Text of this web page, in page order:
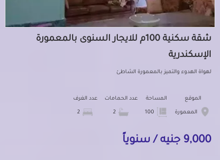
شقة سكنية 100م للايجار السنوى بالمعمورة
الإسكندرية
لهواة الهدوء والتميز بالمعمورة الشاطئ
الموقع
المعمورة
المساحة عدد الحمامات عدد الغرف
9,000 جنيه / سنوياً